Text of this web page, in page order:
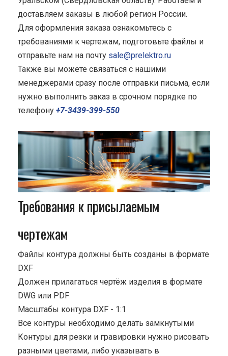
доставляем заказы в любой регион России.
Для оформления заказа ознакомьтесь с
требованиями к чертежам, подготовьте файлы и
отправьте нам на почту sale@prelektro.ru
Также вы можете связаться с нашими
менеджерами сразу после отправки письма, если
нужно выполнить заказ в срочном порядке по
телефону +7-3439-399-550
Требования к присылаемым
чертежам
Файлы контура должны быть созданы в формате
DXF
Должен прилагаться чертёж изделия в формате
DWG или PDF
Масштабы контура DXF - 1:1
Все контуры необходимо делать замкнутыми
Контуры для резки и гравировки нужно рисовать
разными цветами, либо указывать в